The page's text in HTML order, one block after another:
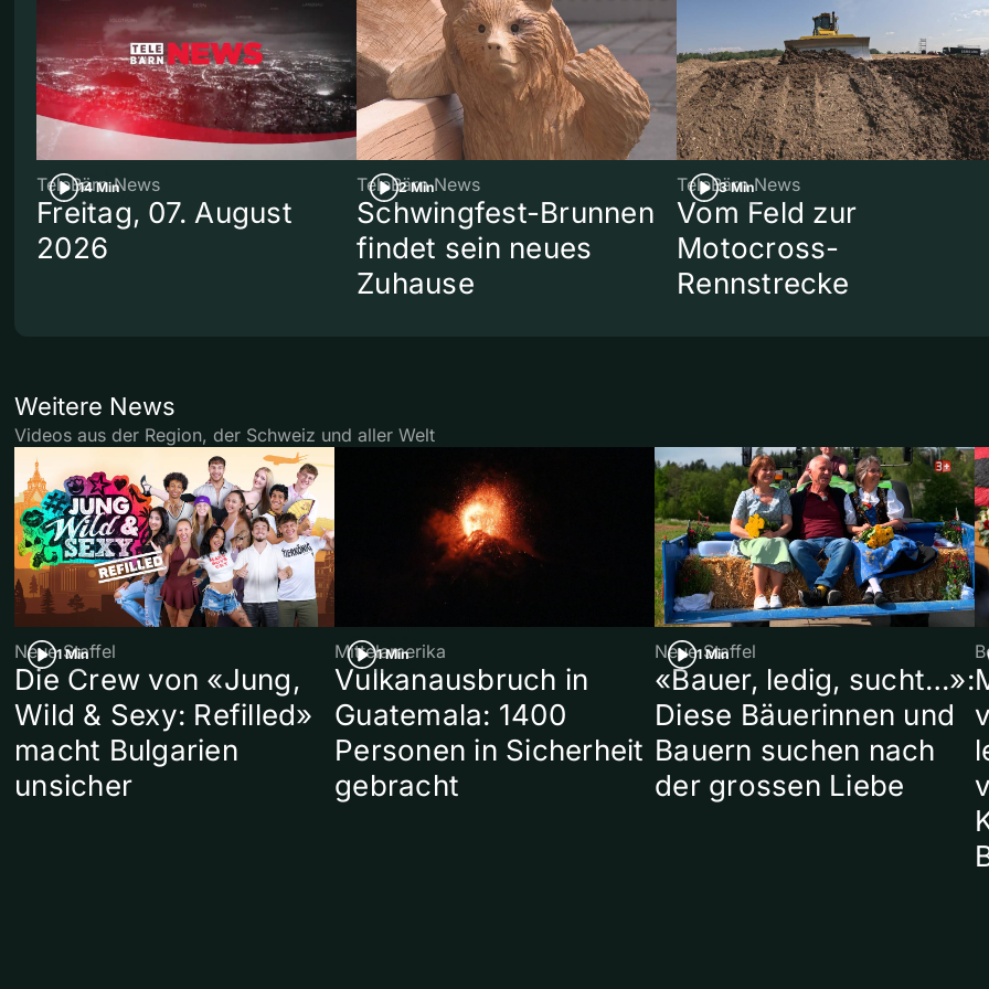
14 Min
TeleBärn News
Freitag, 07. August
2026
2 Min
TeleBärn News
Schwingfest-Brunnen
findet sein neues
Zuhause
3 Min
TeleBärn News
Vom Feld zur
Motocross-
Rennstrecke
Weitere News
Videos aus der Region, der Schweiz und aller Welt
1 Min
Neue Staffel
Die Crew von «Jung,
Wild & Sexy: Refilled»
macht Bulgarien
unsicher
1 Min
Mittelamerika
Vulkanausbruch in
Guatemala: 1400
Personen in Sicherheit
gebracht
1 Min
Neue Staffel
«Bauer, ledig, sucht…»:
Diese Bäuerinnen und
Bauern suchen nach
der grossen Liebe